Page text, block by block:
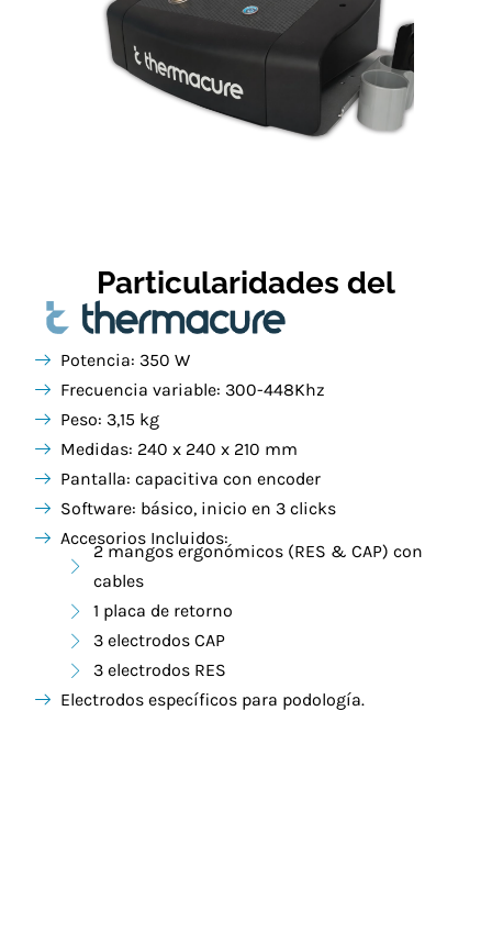
Particularidades del
Potencia: 350 W
Frecuencia variable: 300-448Khz
Peso: 3,15 kg
Medidas: 240 x 240 x 210 mm
Pantalla: capacitiva con encoder
Software: básico, inicio en 3 clicks
Accesorios Incluidos:
2 mangos ergonómicos (RES & CAP) con
cables
1 placa de retorno
3 electrodos CAP
3 electrodos RES
Electrodos específicos para podología.